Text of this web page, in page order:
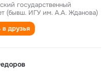
государственный
(бывш. ИГУ им. А.А. Жданова)
в друзья